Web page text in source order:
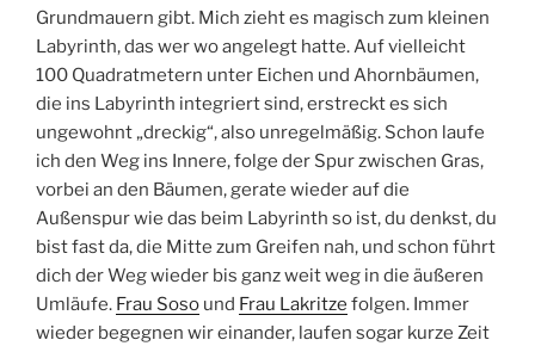
Grundmauern gibt. Mich zieht es magisch zum kleinen
Labyrinth, das wer wo angelegt hatte. Auf vielleicht
100 Quadratmetern unter Eichen und Ahornbäumen,
die ins Labyrinth integriert sind, erstreckt es sich
ungewohnt „dreckig“, also unregelmäßig. Schon laufe
ich den Weg ins Innere, folge der Spur zwischen Gras,
vorbei an den Bäumen, gerate wieder auf die
Außenspur wie das beim Labyrinth so ist, du denkst, du
bist fast da, die Mitte zum Greifen nah, und schon führt
dich der Weg wieder bis ganz weit weg in die äußeren
Umläufe. Frau Soso und Frau Lakritze folgen. Immer
wieder begegnen wir einander, laufen sogar kurze Zeit